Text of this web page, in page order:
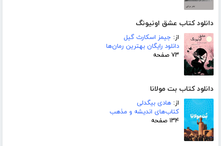
دانلود کتاب عشق اونیونگ
از: جیمز اسکارث گیل
دانلود رایگان بهترین رمان‌ها
۷۳ صفحه
دانلود کتاب بت مولانا
از: هادی بیگدلی
کتاب‌های اندیشه و مذهب
۱۳۴ صفحه